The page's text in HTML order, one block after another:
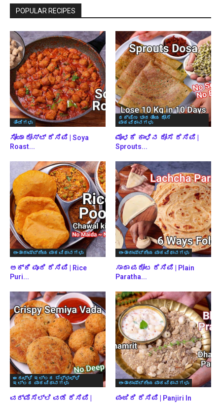
POPULAR RECIPES
ತಿಂಡಿಗಳು
ಸೋಯಾ ರೋಸ್ಟ್ ರೆಸಿಪಿ | Soya
Roast...
ದಕ್ಷಿಣ ಭಾರತೀಯ ದೋಸೆ
ಪಾಕವಿಧಾನಗಳು
ಮೊಳಕೆ ಕಾಳಿನ ದೋಸೆ ರೆಸಿಪಿ |
Sprouts...
ಅಂತಾರಾಷ್ಟ್ರೀಯ ಪಾಕವಿಧಾನಗಳು
ಅಕ್ಕಿ ಪೂರಿ ರೆಸಿಪಿ | Rice
Puri...
ಅಂತಾರಾಷ್ಟ್ರೀಯ ಪಾಕವಿಧಾನಗಳು
ಸಾದಾ ಪರೋಟ ರೆಸಿಪಿ | Plain
Paratha...
ಈರುಳ್ಳಿ ಇಲ್ಲದ ಬೆಳ್ಳುಳ್ಳಿ
ಇಲ್ಲದ ಪಾಕವಿಧಾನಗಳು
ವರ್ಮಿಸೆಲ್ಲಿ ವಡೆ ರೆಸಿಪಿ |
ಅಂತಾರಾಷ್ಟ್ರೀಯ ಪಾಕವಿಧಾನಗಳು
ಪಂಜಿರಿ ರೆಸಿಪಿ | Panjiri In